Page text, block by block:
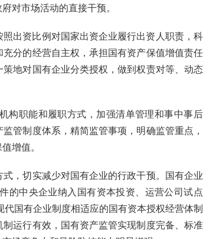
对市场活动的直接干预。
出资比例对国家出资企业履行出资人职责，
分的经营自主权，承担国有资产保值增值责任
地对国有企业分类授权，做到权责对等、动
构职能和履职方式，加强清单管理和事中事
管制度体系，精简监管事项，明确监管重点，
增值。
，切实减少对国有企业的行政干预。国有企
的中央企业纳入国有资本投资、运营公司试
国有企业制度相适应的国有资本授权经营体制
运行有效，国有资产监管实现制度完备、标